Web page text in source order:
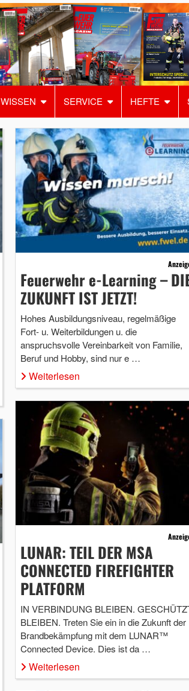
WISSEN SERVICE HEFTE
Feuerwehr e-Learning –
ZUKUNFT IST JETZT!
Hohes Ausbildungsniveau, regelmäßige
Fort- u. Weiterbildungen u. die
anspruchsvolle Vereinbarkeit von Familie,
Beruf und Hobby, sind nur e …
Weiterlesen
LUNAR: TEIL DER MSA
CONNECTED FIREFIGHTER
PLATFORM
IN VERBINDUNG BLEIBEN.
BLEIBEN. Treten Sie ein in die Zukunft der
Brandbekämpfung mit dem LUNAR™
Connected Device. Dies ist da …
Weiterlesen